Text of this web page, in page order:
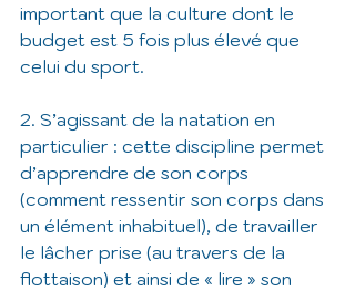
important que la culture dont le
budget est 5 fois plus élevé que
celui du sport.
2. S’agissant de la natation en
particulier : cette discipline permet
d’apprendre de son corps
(comment ressentir son corps dans
un élément inhabituel), de travailler
le lâcher prise (au travers de la
flottaison) et ainsi de « lire » son